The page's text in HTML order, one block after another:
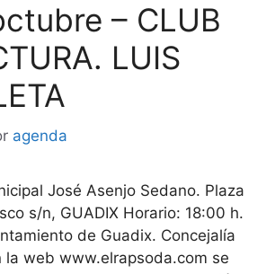
– CLUB
LUIS
agenda
José Asenjo Sedano. Plaza
s/n, GUADIX Horario: 18:00 h.
de Guadix. Concejalía
la web www.elrapsoda.com se